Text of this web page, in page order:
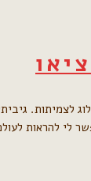
לי להראות